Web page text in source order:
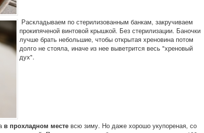
Раскладываем по стерилизованным банкам, закручиваем
прокипяченой винтовой крышкой. Без стерилизации. Баночки
лучше брать небольшие, чтобы открытая хреновина потом
долго не стояла, иначе из нее выветрится весь "хреновый
дух".
в прохладном месте всю зиму. Но даже хорошо укупореная, со